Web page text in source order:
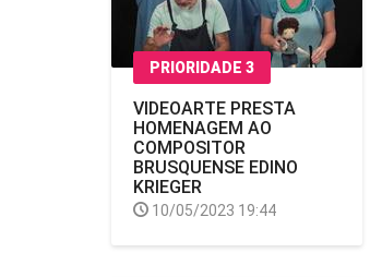
PRIORIDADE 3
VIDEOARTE PRESTA
HOMENAGEM AO
COMPOSITOR
BRUSQUENSE EDINO
KRIEGER
10/05/2023 19:44